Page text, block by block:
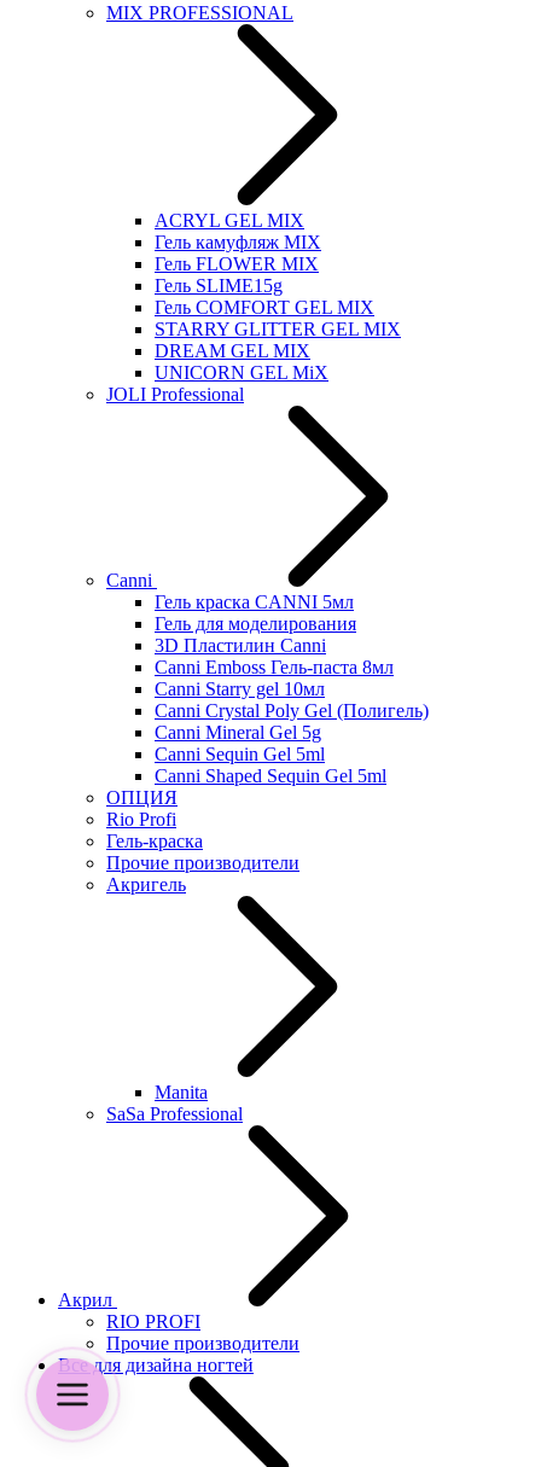
MIX PROFESSIONAL
ACRYL GEL MIX
Гель камуфляж MIX
Гель FLOWER MIX
Гель SLIME15g
Гель COMFORT GEL MIX
STARRY GLITTER GEL MIX
DREAM GEL MIX
UNICORN GEL MiX
JOLI Professional
Canni
Гель краска CANNI 5мл
Гель для моделирования
3D Пластилин Canni
Canni Emboss Гель-паста 8мл
Canni Starry gel 10мл
Canni Crystal Poly Gel (Полигель)
Canni Mineral Gel 5g
Canni Sequin Gel 5ml
Canni Shaped Sequin Gel 5ml
ОПЦИЯ
Rio Profi
Гель-краска
Прочие производители
Акригель
Manita
SaSa Professional
Акрил
RIO PROFI
Прочие производители
Все для дизайна ногтей